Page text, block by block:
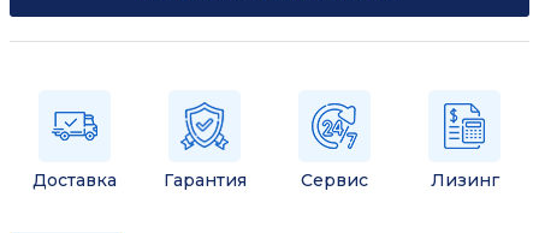
Доставка Гарантия Сервис Лизинг